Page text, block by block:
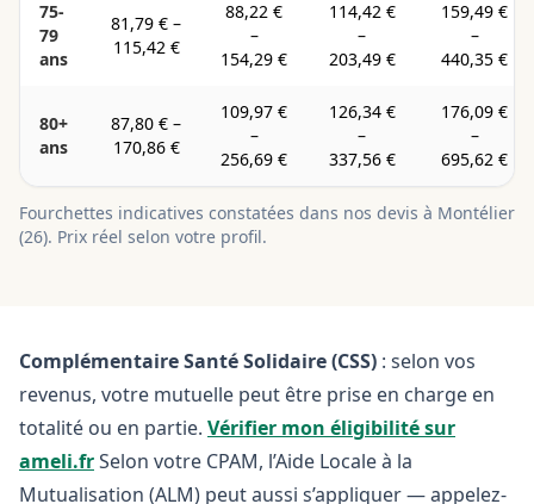
75-
79
ans
81,79 € –
115,42 €
88,22 €
–
154,29 €
114,42 €
–
203,49 €
159,49 €
–
440,35 €
80+
ans
87,80 € –
170,86 €
109,97 €
–
256,69 €
126,34 €
–
337,56 €
176,09 €
–
695,62 €
Fourchettes indicatives constatées dans nos devis à Montélier
(26). Prix réel selon votre profil.
Complémentaire Santé Solidaire (CSS) : selon vos
revenus, votre mutuelle peut être prise en charge en
totalité ou en partie. Vérifier mon éligibilité sur
ameli.frSelon votre CPAM, l’Aide Locale à la
Mutualisation (ALM) peut aussi s’appliquer — appelez-